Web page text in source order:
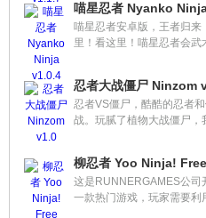
来保卫你的家乡。命运的齿
转动，你开始踏上征途。
喵星忍者 Nyanko Ninja
喵星忍者安卓版，王者归来
里！看这里！喵星忍者会武
星大战无敌BOSS的团队，
问出处。带上帅气的护身武
路前进，前面的挑战和胜利
忍者大战僵尸 Ninzom
忍者VS僵尸，酷酷的忍者
战。玩腻了植物大战僵尸，
可以使用飞镖，近距离可以
利的刀剑。
柳忍者 Yoo Ninja!
这是RUNNERGAMES公司
一款热门游戏，玩家需要利